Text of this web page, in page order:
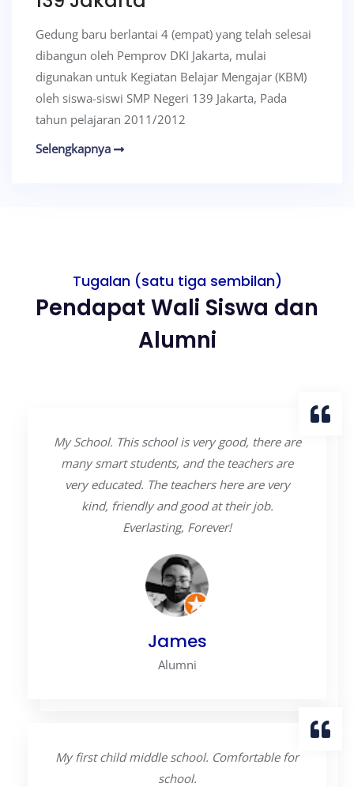
Gedung baru berlantai 4 (empat) yang telah selesai
dibangun oleh Pemprov DKI Jakarta, mulai
digunakan untuk Kegiatan Belajar Mengajar (KBM)
oleh siswa-siswi SMP Negeri 139 Jakarta, Pada
tahun pelajaran 2011/2012
Selengkapnya
Tugalan (satu tiga sembilan)
Pendapat Wali Siswa dan
Alumni
My School. This school is very good, there are
many smart students, and the teachers are
very educated. The teachers here are very
kind, friendly and good at their job.
Everlasting, Forever!
James
Alumni
My first child middle school. Comfortable for
school.